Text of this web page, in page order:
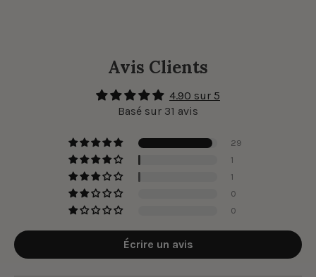
Avis Clients
4.90 sur 5
Basé sur 31 avis
29
1
1
0
0
Écrire un avis